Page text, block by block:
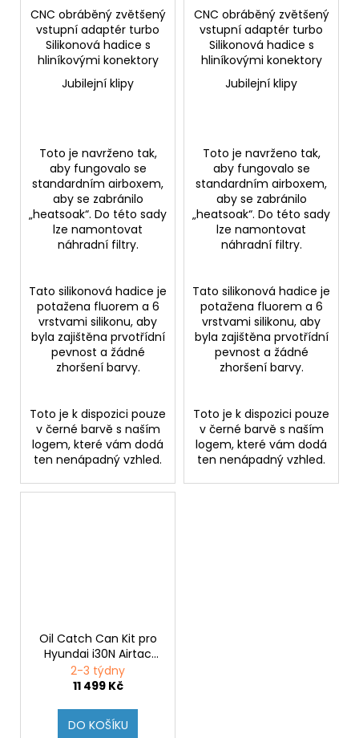
CNC obráběný zvětšený
vstupní adaptér turbo
Silikonová hadice s
hliníkovými konektory
Jubilejní klipy
Toto je navrženo tak,
aby fungovalo se
standardním airboxem,
aby se zabránilo
„heatsoak“. Do této sady
lze namontovat
náhradní filtry.
Tato silikonová hadice je
potažena fluorem a 6
vrstvami silikonu, aby
byla zajištěna prvotřídní
pevnost a žádné
zhoršení barvy.
Toto je k dispozici pouze
v černé barvě s naším
logem, které vám dodá
ten nenápadný vzhled.
CNC obráběný zvětšený
vstupní adaptér turbo
Silikonová hadice s
hliníkovými konektory
Jubilejní klipy
Toto je navrženo tak,
aby fungovalo se
standardním airboxem,
aby se zabránilo
„heatsoak“. Do této sady
lze namontovat
náhradní filtry.
Tato silikonová hadice je
potažena fluorem a 6
vrstvami silikonu, aby
byla zajištěna prvotřídní
pevnost a žádné
zhoršení barvy.
Toto je k dispozici pouze
v černé barvě s naším
logem, které vám dodá
ten nenápadný vzhled.
Oil Catch Can Kit pro
Hyundai i30N Airtac
Motorsport
2-3 týdny
11 499 Kč
DO KOŠÍKU